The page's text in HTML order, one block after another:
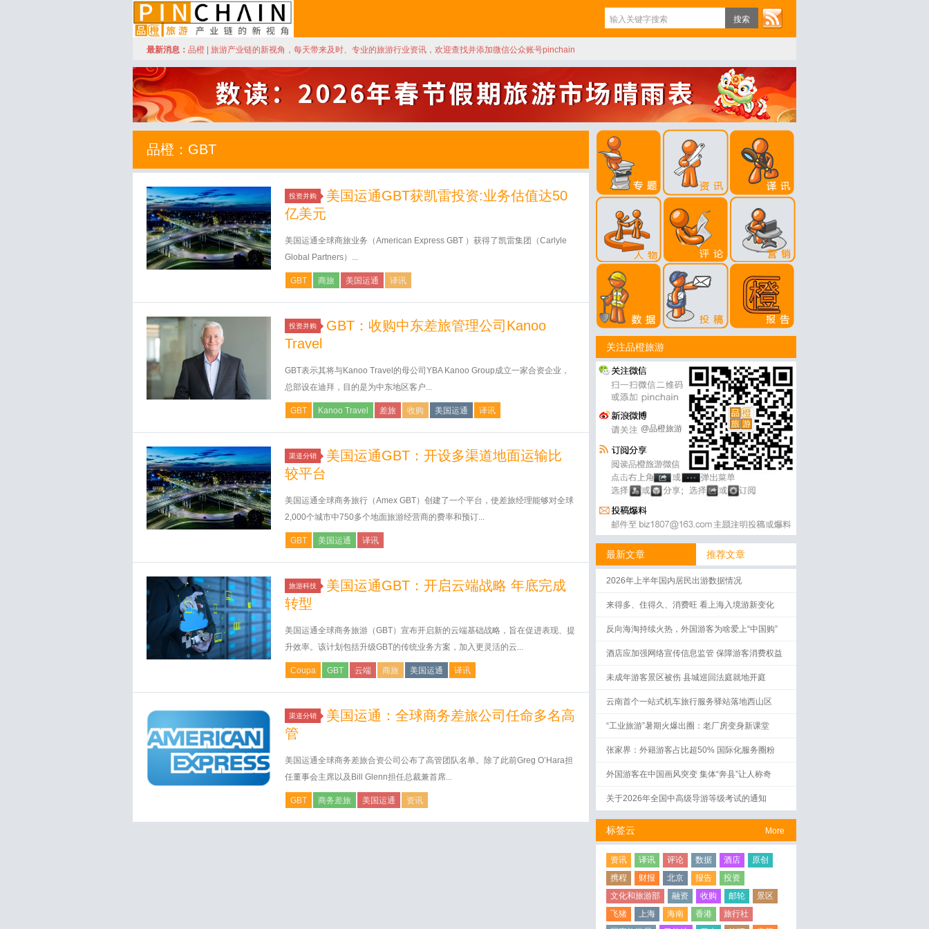
品橙旅游
最新消息： 品橙 | 旅游产业链的新视角，每天带来及时、专业的旅游行业资讯，欢迎查找并添加微信公众账号pinchain
品橙：GBT
投资并购
美国运通GBT获凯雷投资:业务估值达50
亿美元
美国运通全球商旅业务（American Express GBT ）获得了凯雷集团（Carlyle
Global Partners）...
GBT 商旅 美国运通 译讯
投资并购
GBT：收购中东差旅管理公司Kanoo
Travel
GBT表示其将与Kanoo Travel的母公司YBA Kanoo Group成立一家合资企业，
总部设在迪拜，目的是为中东地区客户...
GBT Kanoo Travel 差旅 收购 美国运通 译讯
渠道分销
美国运通GBT：开设多渠道地面运输比
较平台
美国运通全球商务旅行（Amex GBT）创建了一个平台，使差旅经理能够对全球
2,000个城市中750多个地面旅游经营商的费率和预订...
GBT 美国运通 译讯
旅游科技
美国运通GBT：开启云端战略 年底完成
转型
美国运通全球商务旅游（GBT）宣布开启新的云端基础战略，旨在促进表现、提
升效率。该计划包括升级GBT的传统业务方案，加入更灵活的云...
Coupa GBT 云端 商旅 美国运通 译讯
渠道分销
美国运通：全球商务差旅公司任命多名高
管
美国运通全球商务差旅合资公司公布了高管团队名单。除了此前Greg O’Hara担
任董事会主席以及Bill Glenn担任总裁兼首席...
GBT 商务差旅 美国运通 资讯
关注品橙旅游
@品橙旅游
最新文章 推荐文章
2026年上半年国内居民出游数据情况
来得多、住得久、消费旺 看上海入境游新变化
反向海淘持续火热，外国游客为啥爱上“中国购”
酒店应加强网络宣传信息监管 保障游客消费权益
未成年游客景区被伤 县城巡回法庭就地开庭
云南首个一站式机车旅行服务驿站落地西山区
“工业旅游”暑期火爆出圈：老厂房变身新课堂
张家界：外籍游客占比超50% 国际化服务圈粉
外国游客在中国画风突变 集体“奔县”让人称奇
关于2026年全国中高级导游等级考试的通知
More
标签云
资讯 译讯 评论 数据 酒店
原创
携程
财报 北京 报告
投资
文化和旅游部
融资 收购 邮轮
景区
飞猪
上海 海南 香港
旅行社